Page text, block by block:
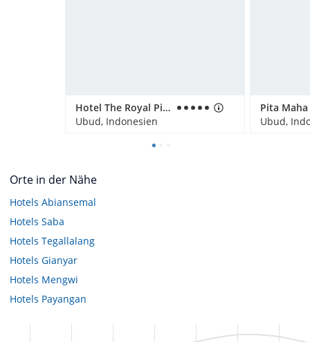
Hotel The Royal Pita Maha
Ubud, Indonesien
Ubud,
Orte in der Nähe
Hotels Abiansemal
Hotels Saba
Hotels Tegallalang
Hotels Gianyar
Hotels Mengwi
Hotels Payangan